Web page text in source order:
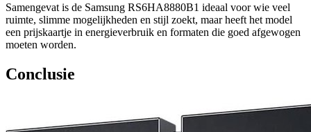
Samengevat is de Samsung RS6HA8880B1 ideaal voor wie veel
ruimte, slimme mogelijkheden en stijl zoekt, maar heeft het model
een prijskaartje in energieverbruik en formaten die goed afgewogen
moeten worden.
Conclusie